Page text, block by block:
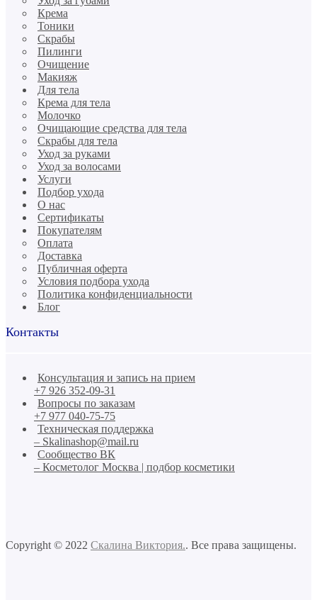
Крема
Тоники
Скрабы
Пилинги
Очищение
Макияж
Для тела
Крема для тела
Молочко
Очищающие средства для тела
Скрабы для тела
Уход за руками
Уход за волосами
Услуги
Подбор ухода
О нас
Сертификаты
Покупателям
Оплата
Доставка
Публичная оферта
Условия подбора ухода
Политика конфиденциальности
Блог
Контакты
Консультация и запись на прием
+7 926 352-09-31
Вопросы по заказам
+7 977 040-75-75
Техническая поддержка
– Skalinashop@mail.ru
Сообщество ВК
– Косметолог Москва | подбор косметики
Copyright © 2022 Скалина Виктория.. Все права защищены.